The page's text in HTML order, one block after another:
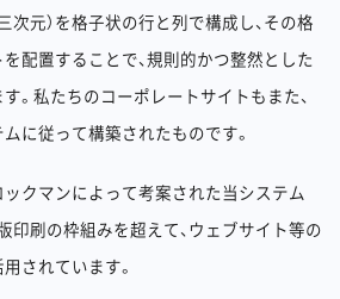
次元）を格子状の行と列で構成し、その格
配置することで、規則的かつ整然とした
。私たちのコーポレートサイトもまた、
に従って構築されたものです。
ックマンによって考案された当システム
印刷の枠組みを超えて、ウェブサイト等の
されています。
Inc.
Back to top